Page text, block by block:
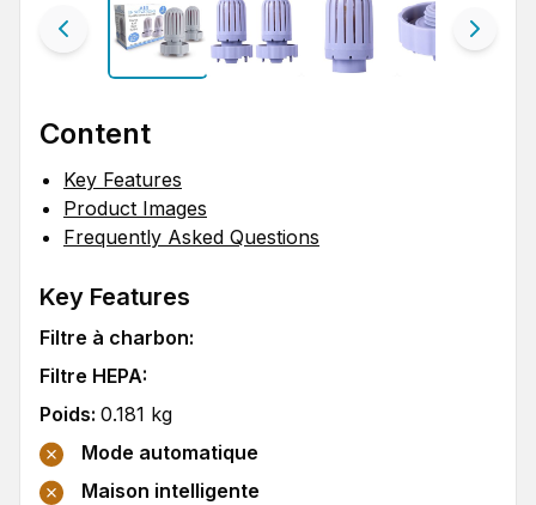
Content
Key Features
Product Images
Frequently Asked Questions
Key Features
Filtre à charbon:
Filtre HEPA:
Poids: 0.181 kg
Mode automatique
Maison intelligente